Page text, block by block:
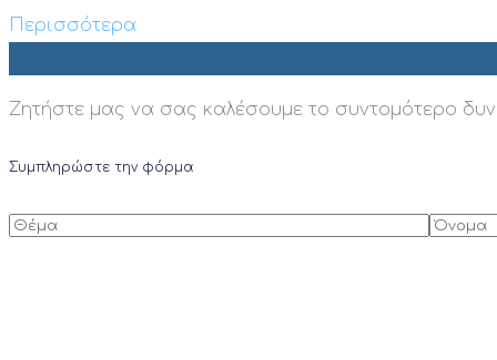
Περισσότερα
Ζητήστε μας να σας καλέσουμε το συντομότερο
Συμπληρώστε την φόρμα